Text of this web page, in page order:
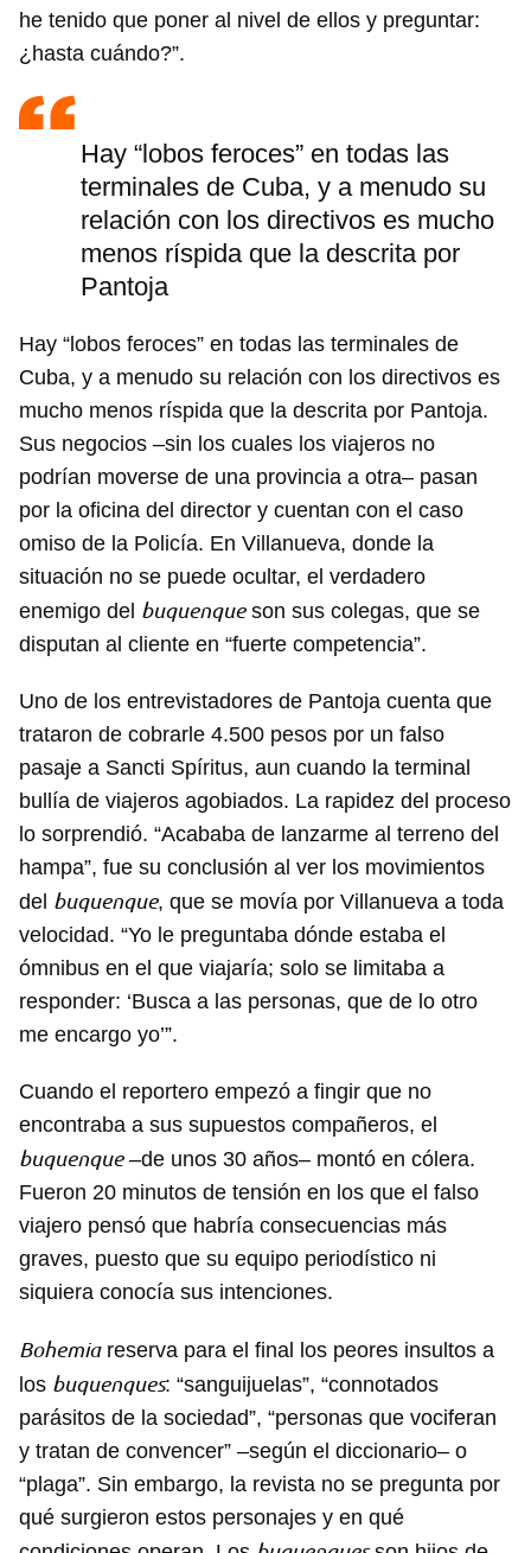
Guardar como favorito
Para poder guardar como favorito, primero has de
iniciar sesión con tu cuenta de 14ymedio.
INICIAR SESIÓN CANCELAR
he tenido que poner al nivel de ellos y preguntar:
¿hasta cuándo?”.
Hay “lobos feroces” en todas las
terminales de Cuba, y a menudo su
relación con los directivos es mucho
menos ríspida que la descrita por
Pantoja
Hay “lobos feroces” en todas las terminales de
Cuba, y a menudo su relación con los directivos es
mucho menos ríspida que la descrita por Pantoja.
Sus negocios –sin los cuales los viajeros no
podrían moverse de una provincia a otra– pasan
por la oficina del director y cuentan con el caso
omiso de la Policía. En Villanueva, donde la
situación no se puede ocultar, el verdadero
enemigo del buquenqueson sus colegas, que se
disputan al cliente en “fuerte competencia”.
Uno de los entrevistadores de Pantoja cuenta que
trataron de cobrarle 4.500 pesos por un falso
pasaje a Sancti Spíritus, aun cuando la terminal
bullía de viajeros agobiados. La rapidez del proceso
lo sorprendió. “Acababa de lanzarme al terreno del
hampa”, fue su conclusión al ver los movimientos
del buquenque, que se movía por Villanueva a toda
velocidad. “Yo le preguntaba dónde estaba el
ómnibus en el que viajaría; solo se limitaba a
responder: ‘Busca a las personas, que de lo otro
me encargo yo’”.
Cuando el reportero empezó a fingir que no
encontraba a sus supuestos compañeros, el
buquenque–de unos 30 años– montó en cólera.
Fueron 20 minutos de tensión en los que el falso
viajero pensó que habría consecuencias más
graves, puesto que su equipo periodístico ni
siquiera conocía sus intenciones.
Bohemiareserva para el final los peores insultos a
los buquenques: “sanguijuelas”, “connotados
parásitos de la sociedad”, “personas que vociferan
y tratan de convencer” –según el diccionario– o
“plaga”. Sin embargo, la revista no se pregunta por
qué surgieron estos personajes y en qué